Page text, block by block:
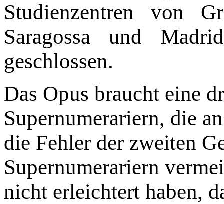
Studienzentren von
Saragossa und
geschlossen.
Das Opus braucht eine
Supernumerariern, die
die Fehler der zweiten
Supernumerariern
nicht erleichtert haben,